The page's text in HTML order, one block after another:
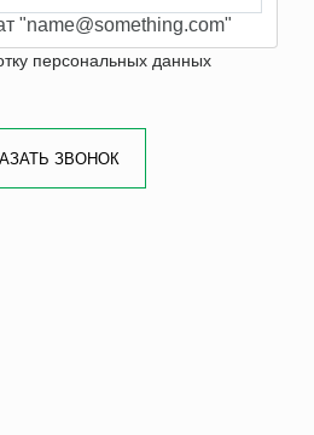
"name@something.com"
персональных данных
ЗВОНОК